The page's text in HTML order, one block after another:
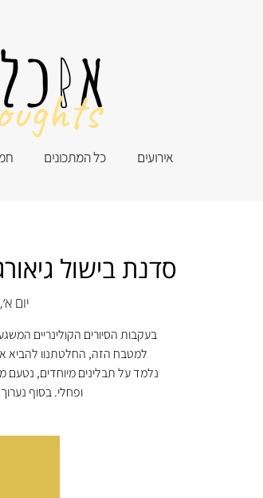
כל המתכונים אירועים
סדנת בישול
יום א׳, 19 בנוב׳
בעקבות הסיורים הקולינריים
נלמד על תבלינים מיוחדים, נטעם
ופחלי. בסוף